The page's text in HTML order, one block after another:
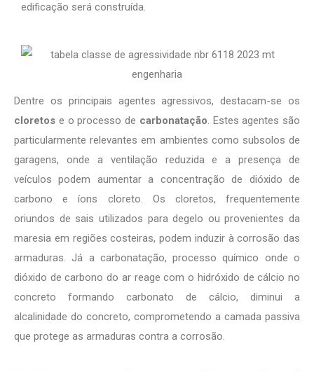
edificação será construída.
Dentre os principais agentes agressivos, destacam-se os
cloretos e o processo de carbonatação. Estes agentes são
particularmente relevantes em ambientes como subsolos de
garagens, onde a ventilação reduzida e a presença de
veículos podem aumentar a concentração de dióxido de
carbono e íons cloreto. Os cloretos, frequentemente
oriundos de sais utilizados para degelo ou provenientes da
maresia em regiões costeiras, podem induzir à corrosão das
armaduras. Já a carbonatação, processo químico onde o
dióxido de carbono do ar reage com o hidróxido de cálcio no
concreto formando carbonato de cálcio, diminui a
alcalinidade do concreto, comprometendo a camada passiva
que protege as armaduras contra a corrosão.